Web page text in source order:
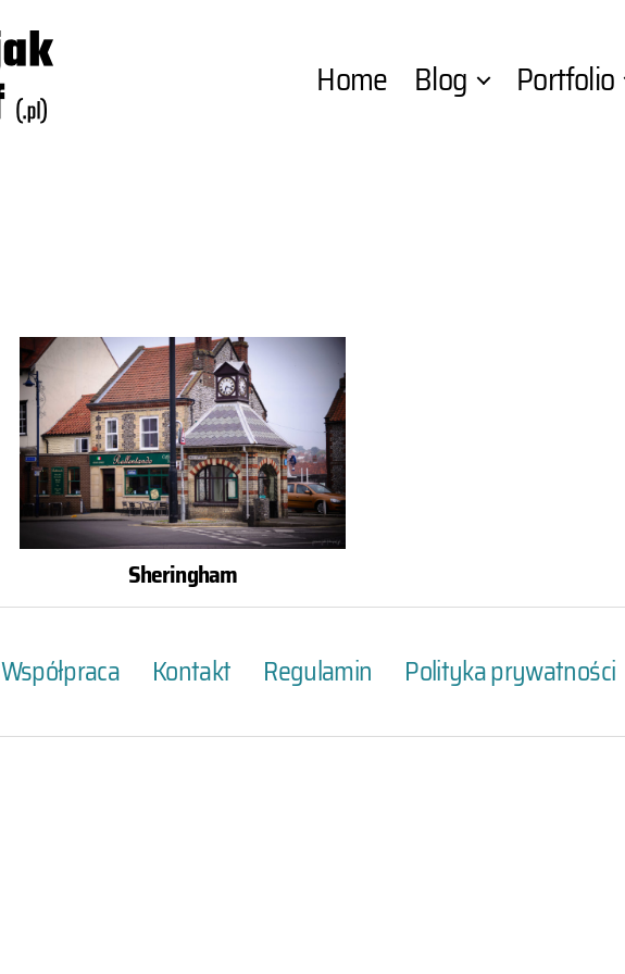
Home Blog Portfolio
Sheringham
Współpraca Kontakt Regulamin Polityka prywatności